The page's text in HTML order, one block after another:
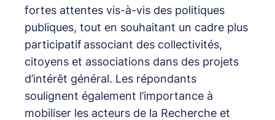
fortes attentes vis-à-vis des politiques
publiques, tout en souhaitant un cadre plus
participatif associant des collectivités,
citoyens et associations dans des projets
d’intérêt général. Les répondants
soulignent également l’importance à
mobiliser les acteurs de la Recherche et